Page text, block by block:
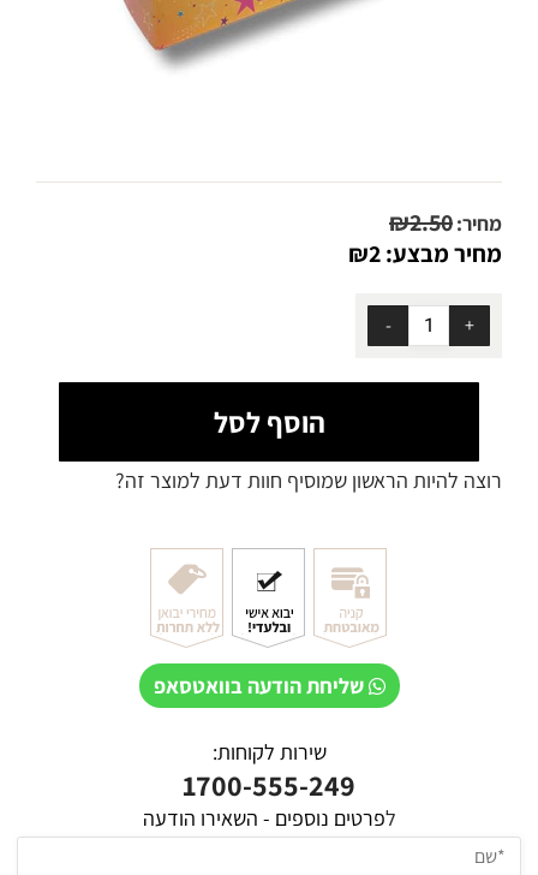
מחיר: ₪2.50
מחיר מבצע:
₪2
הוסף לסל
רוצה להיות הראשון שמוסיף חוות דעת למוצר זה?
שליחת הודעה בוואטסאפ
שירות לקוחות:
1700-555-249
לפרטים נוספים - השאירו הודעה